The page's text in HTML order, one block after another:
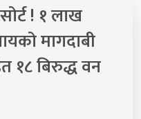
! १ लाख
मागदाबी
१८ बिरुद्ध वन